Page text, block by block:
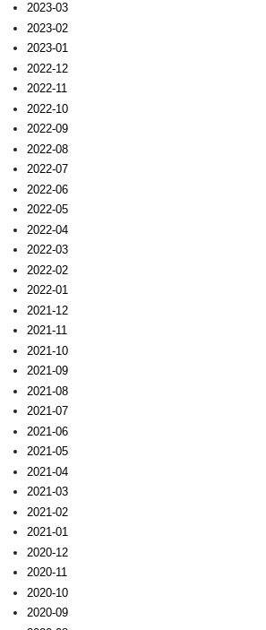
2023-03
2023-02
2023-01
2022-12
2022-11
2022-10
2022-09
2022-08
2022-07
2022-06
2022-05
2022-04
2022-03
2022-02
2022-01
2021-12
2021-11
2021-10
2021-09
2021-08
2021-07
2021-06
2021-05
2021-04
2021-03
2021-02
2021-01
2020-12
2020-11
2020-10
2020-09